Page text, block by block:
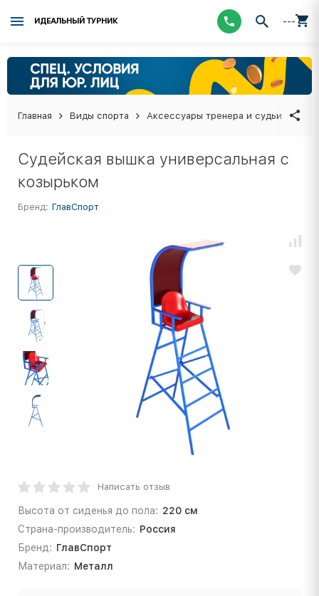
ИДЕАЛЬНЫЙ ТУРНИК ---
Главная Виды спорта Аксессуары тренера и судьи
Судейская вышка универсальная с
козырьком
Бренд: ГлавСпорт
Написать отзыв
Высота от сиденья до пола: 220 см
Страна-производитель: Россия
Бренд: ГлавСпорт
Материал: Металл